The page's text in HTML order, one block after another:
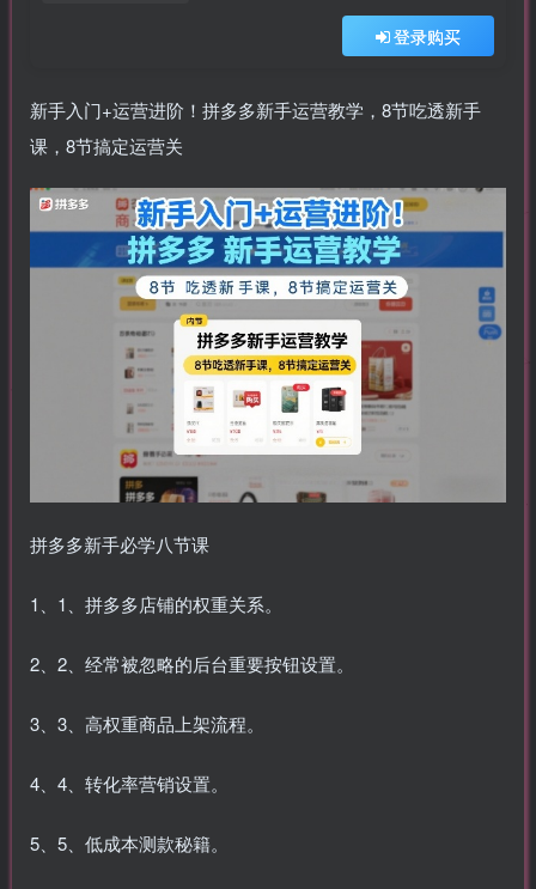
登录购买
新手入门+运营进阶！拼多多新手运营教学，8节吃透新手
课，8节搞定运营关
拼多多新手必学八节课
1、1、拼多多店铺的权重关系。
2、2、经常被忽略的后台重要按钮设置。
3、3、高权重商品上架流程。
4、4、转化率营销设置。
5、5、低成本测款秘籍。